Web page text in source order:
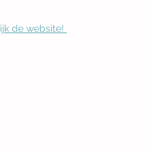
de website!